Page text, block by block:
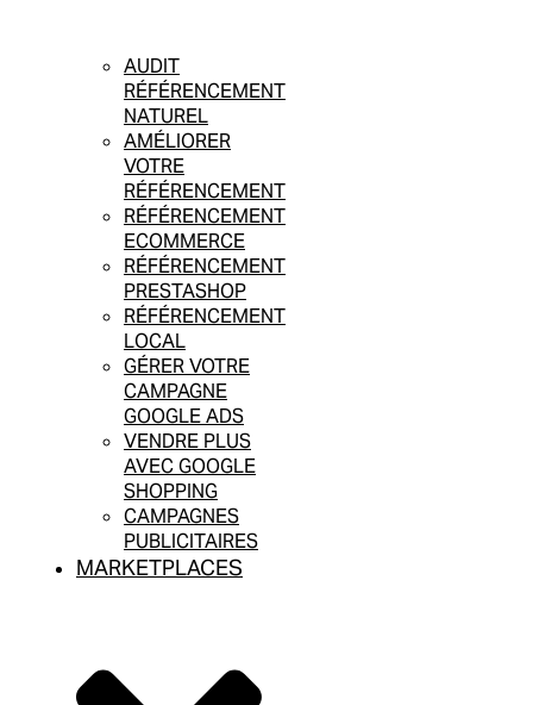
AUDIT
RÉFÉRENCEMENT
NATUREL
AMÉLIORER
VOTRE
RÉFÉRENCEMENT
RÉFÉRENCEMENT
ECOMMERCE
RÉFÉRENCEMENT
PRESTASHOP
RÉFÉRENCEMENT
LOCAL
GÉRER VOTRE
CAMPAGNE
GOOGLE ADS
VENDRE PLUS
AVEC GOOGLE
SHOPPING
CAMPAGNES
PUBLICITAIRES
MARKETPLACES